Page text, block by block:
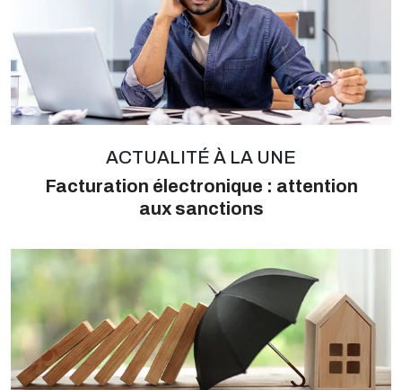
ACTUALITÉ À LA UNE
Facturation électronique : attention
aux sanctions